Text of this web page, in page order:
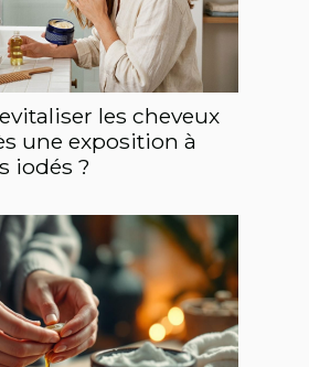
les cheveux
une exposition à
iodés ?